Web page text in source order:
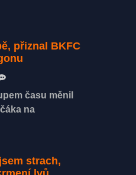
přiznal BKFC
času měnil
na
strach,